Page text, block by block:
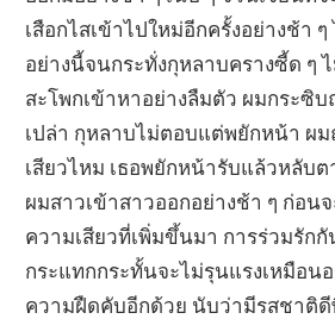
เสือกไสเข้าไปใหม่อีกครั้งอย่างช้า
อย่างนี้จนกระทั่งกุหลาบครางซี้ด ๆ
สะโพกเข้าหาอย่างลืมตัว ผมกระซิบ
เปล่า กุหลาบไม่ตอบแต่พยักหน้า ผม
เสียวไหม เธอพยักหน้ารับแล้วหลับต
ผมสาวเข้าสาวออกอย่างช้า ๆ ก่อน
ความเสียวที่เพิ่มขึ้นมา การร่วมรัก
กระแทกกระทั้นจะไม่รุนแรงเหมือน
ความฝืดคับอีกด้วย นับว่ามีรสชาติดี